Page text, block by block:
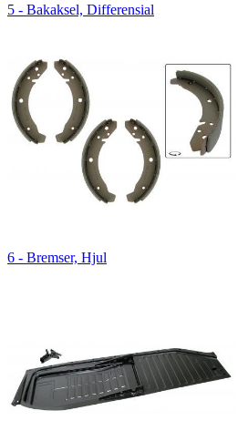
5 - Bakaksel, Differensial
6 - Bremser, Hjul